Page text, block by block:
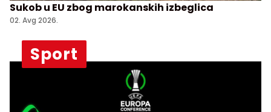
Sukob u EU zbog marokanskih izbeglica
02. Avg 2026.
Sport